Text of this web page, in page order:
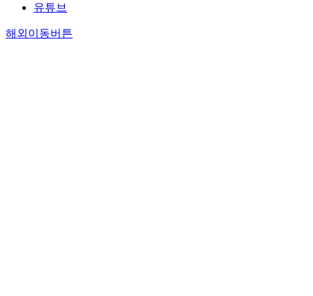
유튜브
해외이동버튼